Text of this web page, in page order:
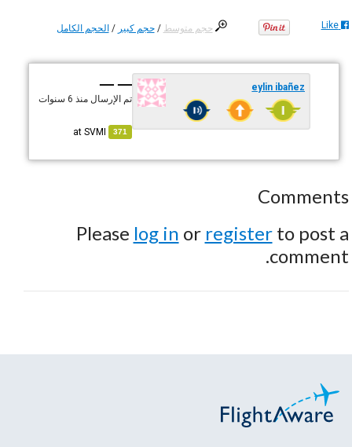
حجم متوسط /حجم كبير /الحجم الكامل Like
— —
تم الإرسال منذ 6 سنوات
371
SVMI
eylin ibañez
Comments
Please log in or registerto post a
comment.